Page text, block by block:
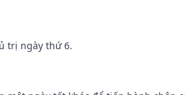
trị ngày thứ 6.